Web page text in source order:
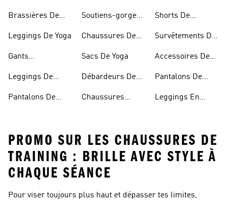
Brassières De
Leggings De Yoga
Gants
Leggings De
Pantalons De
Soutiens-gorge
Rembourrés
Chaussures De
Sacs De Yoga
Débardeurs De
Chaussures
Coutures
Shorts De
Survêtements De
Accessoires De
Pantalons De
Leggings En
PROMO SUR LES CHAUSSURES DE
TRAINING : BRILLE AVEC STYLE À
CHAQUE SÉANCE
Pour viser toujours plus haut et dépasser tes limites,